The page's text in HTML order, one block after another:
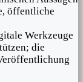
öffentliche
Werkzeuge
die